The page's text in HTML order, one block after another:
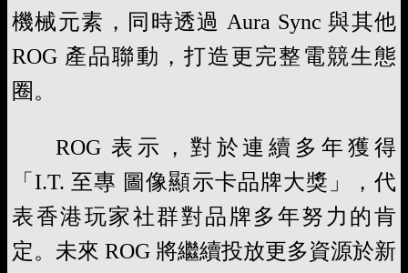
機械元素，同時透過 Aura Sync 與其他
ROG 產品聯動，打造更完整電競生態
圈。
ROG 表示，對於連續多年獲得
「I.T. 至專 圖像顯示卡品牌大獎」，代
表香港玩家社群對品牌多年努力的肯
定。未來 ROG 將繼續投放更多資源於新